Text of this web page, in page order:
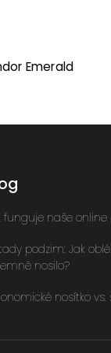
Emerald
funguje naše
podzim: Jak
nosilo?
nosítko